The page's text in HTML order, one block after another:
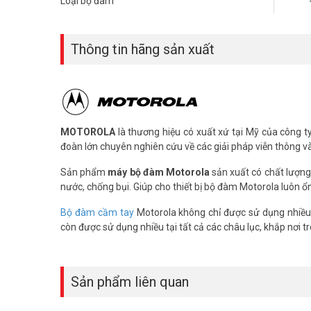
Thông số kỹ thuật bộ đàm liên lạc Motorola XiR R8200
– Công suất phát: 45 W
– Dải tần số hoạt động: 136 – 174 MHz
– Độ rộng kênh: 12.5 KHz
– Độ nhạy thu Digital: 5% BER 0.3 µV
– Số kênh nhớ: 16
– Hỗ trợ 2 đường thoại hoặc dữ liệu đồng thời,
– Tự chuyển đổi chế độ giữa Analogue và Digital.
– Đèn Led hiển thị hoạt động,
– Kết nối trạm IP đa điểm,
– Nguồn cung cấp được tích hợp, 16 Color Code, 40 Bits
–Bảo hành: Chính hãng thân máy 24 tháng, phụ kiện 12
–Lắp đặt: Chưa bao gồm vật tư và chi phí lắp đặt
Chất lượng:
– Chúng tôi cam kết cung cấp sản phẩm
Thông tin hãng sản xuất
MOTOROLA là thương hiệu có xuất xứ tại Mỹ của công
đoàn lớn chuyên nghiên cứu về các giải pháp viễn thông
Sản phẩm máy bộ đàm Motorola sản xuất có chất
nước, chống bụi. Giúp cho thiết bị bộ đàm Motorola luôn
Bộ đàm cầm tayMotorola không chỉ được sử dụng
còn được sử dụng nhiều tại tất cả các châu lục, khắp nơi
Sản phẩm liên quan